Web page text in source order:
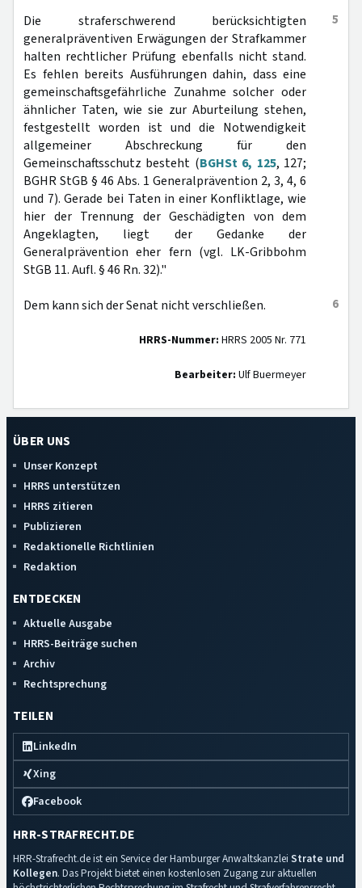
5
Die straferschwerend berücksichtigten
generalpräventiven Erwägungen der Strafkammer
halten rechtlicher Prüfung ebenfalls nicht stand.
Es fehlen bereits Ausführungen dahin, dass eine
gemeinschaftsgefährliche Zunahme solcher oder
ähnlicher Taten, wie sie zur Aburteilung stehen,
festgestellt worden ist und die Notwendigkeit
allgemeiner Abschreckung für den
Gemeinschaftsschutz besteht (BGHSt 6, 125, 127;
BGHR StGB § 46 Abs. 1 Generalprävention 2, 3, 4, 6
und 7). Gerade bei Taten in einer Konfliktlage, wie
hier der Trennung der Geschädigten von dem
Angeklagten, liegt der Gedanke der
Generalprävention eher fern (vgl. LK-Gribbohm
StGB 11. Aufl. § 46 Rn. 32)."
6
Dem kann sich der Senat nicht verschließen.
HRRS-Nummer: HRRS 2005 Nr. 771
Bearbeiter: Ulf Buermeyer
ÜBER UNS
Unser Konzept
HRRS unterstützen
HRRS zitieren
Publizieren
Redaktionelle Richtlinien
Redaktion
ENTDECKEN
Aktuelle Ausgabe
HRRS-Beiträge suchen
Archiv
Rechtsprechung
TEILEN
LinkedIn
Xing
Facebook
HRR-STRAFRECHT.DE
HRR-Strafrecht.de ist ein Service der Hamburger Anwaltskanzlei Strate und
Kollegen. Das Projekt bietet einen kostenlosen Zugang zur aktuellen